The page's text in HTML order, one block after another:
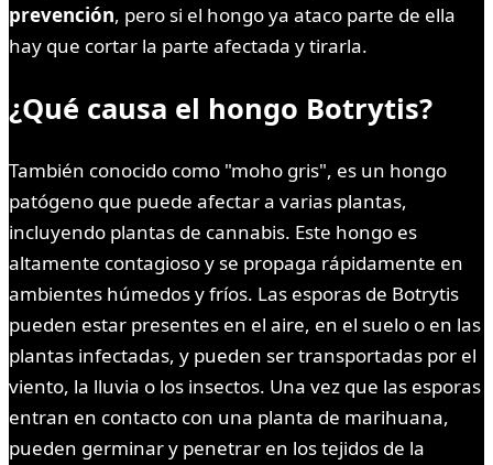
prevención, pero si el hongo ya ataco parte de ella
hay que cortar la parte afectada y tirarla.
¿Qué causa el hongo Botrytis?
También conocido como "moho gris", es un hongo
patógeno que puede afectar a varias plantas,
incluyendo plantas de cannabis. Este hongo es
altamente contagioso y se propaga rápidamente en
ambientes húmedos y fríos. Las esporas de Botrytis
pueden estar presentes en el aire, en el suelo o en las
plantas infectadas, y pueden ser transportadas por el
viento, la lluvia o los insectos. Una vez que las esporas
entran en contacto con una planta de marihuana,
pueden germinar y penetrar en los tejidos de la